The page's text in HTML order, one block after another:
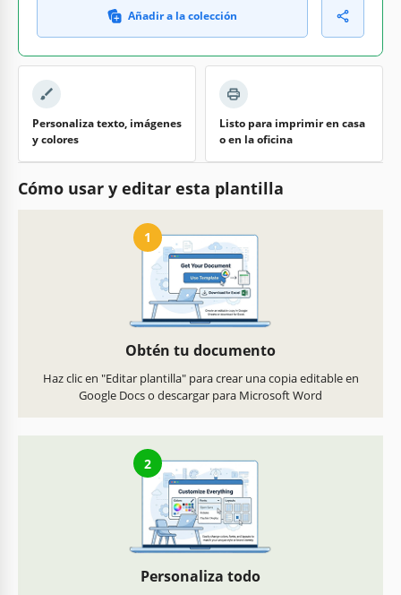
Añadir a la colección
Personaliza texto, imágenes
y colores
Listo para imprimir en casa
o en la oficina
Cómo usar y editar esta plantilla
1
Obtén tu documento
Haz clic en "Editar plantilla" para crear una copia editable en
Google Docs o descargar para Microsoft Word
2
Personaliza todo